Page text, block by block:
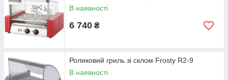
В наявності
6 740 ₴
Роликовий гриль зі склом Frosty R2-9
В наявності